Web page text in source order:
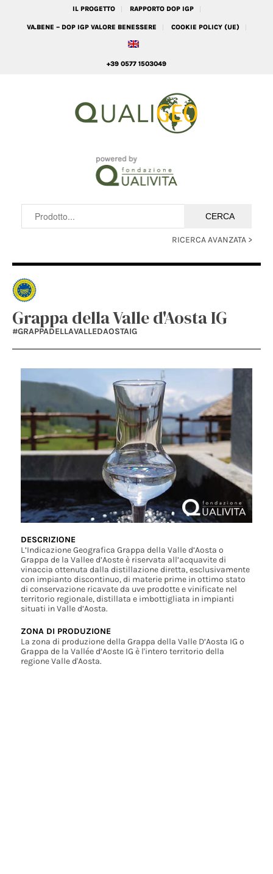
IL PROGETTO RAPPORTO DOP IGP
VA.BENE – DOP IGP VALORE BENESSERE COOKIE POLICY (UE)
+39 0577 1503049
RICERCA AVANZATA >
Grappa della Valle d'Aosta IG
#GRAPPADELLAVALLEDAOSTAIG
DESCRIZIONE
L’Indicazione Geografica Grappa della Valle d’Aosta o
Grappa de la Vallee d’Aoste è riservata all’acquavite di
vinaccia ottenuta dalla distillazione diretta, esclusivamente
con impianto discontinuo, di materie prime in ottimo stato
di conservazione ricavate da uve prodotte e vinificate nel
territorio regionale, distillata e imbottigliata in impianti
situati in Valle d’Aosta.
ZONA DI PRODUZIONE
La zona di produzione della Grappa della Valle D’Aosta IG o
Grappa de la Vallée d’Aoste IG è l'intero territorio della
regione Valle d'Aosta.